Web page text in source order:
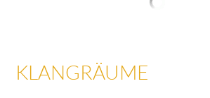
KLANGRÄUME